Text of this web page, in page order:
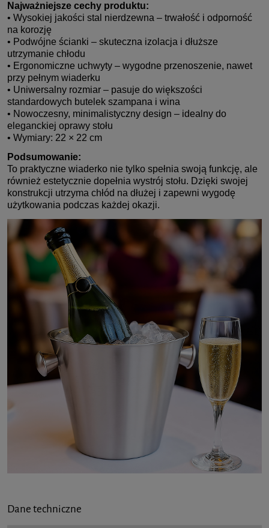
Najważniejsze cechy produktu:
• Wysokiej jakości stal nierdzewna – trwałość i odporność
na korozję
• Podwójne ścianki – skuteczna izolacja i dłuższe
utrzymanie chłodu
• Ergonomiczne uchwyty – wygodne przenoszenie, nawet
przy pełnym wiaderku
• Uniwersalny rozmiar – pasuje do większości
standardowych butelek szampana i wina
• Nowoczesny, minimalistyczny design – idealny do
eleganckiej oprawy stołu
• Wymiary: 22 × 22 cm
Podsumowanie:
To praktyczne wiaderko nie tylko spełnia swoją funkcję, ale
również estetycznie dopełnia wystrój stołu. Dzięki swojej
konstrukcji utrzyma chłód na dłużej i zapewni wygodę
użytkowania podczas każdej okazji.
Dane techniczne